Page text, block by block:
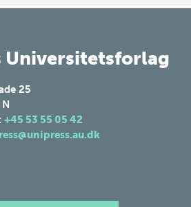
Universitetsforlag
25
+45 53 55 05 42